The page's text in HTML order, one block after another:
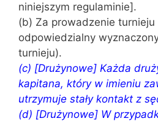
niniejszym regulaminie].
(b) Za prowadzenie
odpowiedzialny
turnieju).
(c) [Drużynowe] Każda
kapitana, który w imieniu
utrzymuje stały kontakt z
(d) [Drużynowe] W